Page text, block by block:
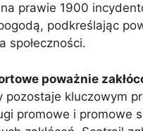
prawie 1900
podkreślając
społeczności.
poważnie
pozostaje kluczowym
promowe i promowe